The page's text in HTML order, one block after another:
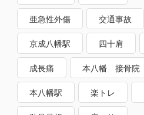
亜急性外傷 交通事故
京成八幡駅 四十肩
成長痛 本八幡 接骨院
本八幡駅 楽トレ